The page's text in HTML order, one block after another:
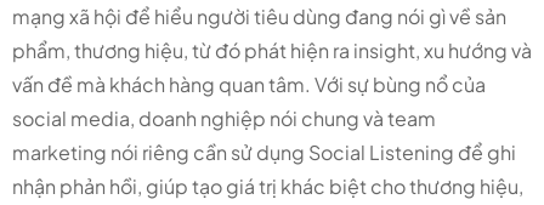
mạng xã hội để hiểu người tiêu dùng đang nói gì về sản
phẩm, thương hiệu, từ đó phát hiện ra insight, xu hướng và
vấn đề mà khách hàng quan tâm. Với sự bùng nổ của
social media, doanh nghiệp nói chung và team
marketing nói riêng cần sử dụng Social Listening để ghi
nhận phản hồi, giúp tạo giá trị khác biệt cho thương hiệu,